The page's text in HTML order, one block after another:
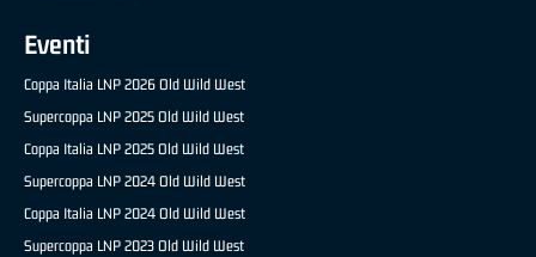
Eventi
Coppa Italia LNP 2026 Old Wild West
Supercoppa LNP 2025 Old Wild West
Coppa Italia LNP 2025 Old Wild West
Supercoppa LNP 2024 Old Wild West
Coppa Italia LNP 2024 Old Wild West
Supercoppa LNP 2023 Old Wild West